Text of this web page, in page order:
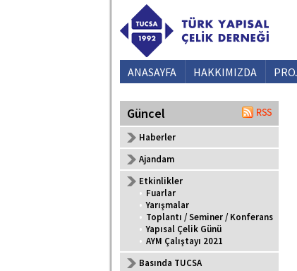
ANASAYFA HAKKIMIZDA
Güncel
Haberler
Ajandam
Etkinlikler
• Fuarlar
• Yarışmalar
• Toplantı / Seminer / Konferans
• Yapısal Çelik Günü
• AYM Çalıştayı 2021
Basında TUCSA